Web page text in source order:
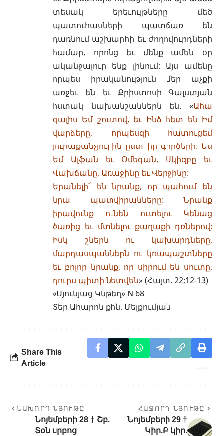
տեսակ երեւույթները մեծ
պատուհասների պատճառ են
դառնում աշխարհի եւ ժողովուրդների
համար, որոնց եւ մենք ամեն օր
ականջալուր ենք լինում: Այս ամենը
որպես իրականություն մեր աչքի
առջեւ են եւ Քրիստոսի Գալստյան
հստակ նախանշաններն են. «Ահա
գալիս Եմ շուտով, եւ Ինձ հետ են Իմ
վարձերը, որպեսզի հատուցեմ
յուրաքանչյուրին ըստ իր գործերի: Ես
Եմ Ալֆան եւ Օմեգան, Սկիզբը եւ
Վախճանը, Առաջինը եւ Վերջինը:
Երանելի՜ են նրանք, որ պահում են
նրա պատվիրանները: Նրանք
իրավունք ունեն ուտելու Կենաց
ծառից եւ մտնելու քաղաքի դռներով:
Իսկ շներն ու կախարդները,
մարդասպաններն ու կռապաշտները
եւ բոլոր նրանք, որ սիրում են սուտը,
դուրս պիտի նետվեն» (Հայտ. 22;12-13)
«Սյունյաց Կնթեղ» N 68
Տեր Ահարոն քհն. Մելքումյան
Share This
Article
ՆԱԽՈՐԴ ՆՅՈՒԹԸ
Նոյեմբերի 28 † Շբ.
Տօն սրբոց
ՀԱՋՈՐԴ ՆՅՈՒԹԸ
Նոյեմբերի 29 †
Կիր.Բ կիր.